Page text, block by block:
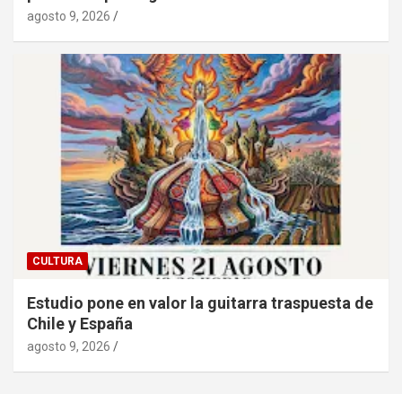
agosto 9, 2026
CULTURA
Estudio pone en valor la guitarra traspuesta de
Chile y España
agosto 9, 2026